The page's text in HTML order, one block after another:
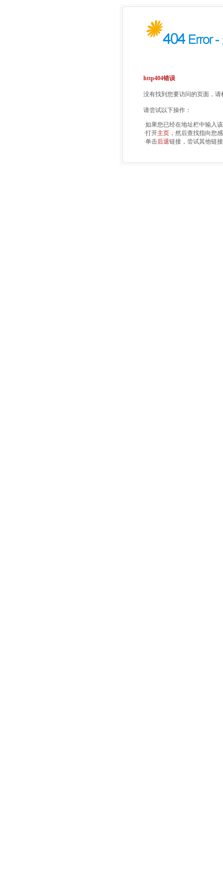
http404错误
没有找到您要访问的页面，
请尝试以下操作：
·如果您已经在地址栏中输入
·打开主页 ，然后查找指向您
·单击后退链接，尝试其他链